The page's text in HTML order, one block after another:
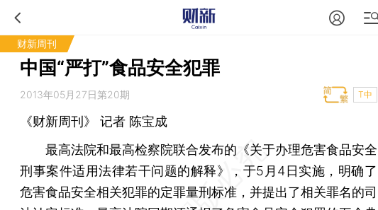
财新周刊
中国“严打”食品安全犯罪
2013年05月27日第20期 T中
《财新周刊》 记者 陈宝成
最高法院和最高检察院联合发布的《关于办理危害食品安全
刑事案件适用法律若干问题的解释》，于5月4日实施，明确了
危害食品安全相关犯罪的定罪量刑标准，并提出了相关罪名的司